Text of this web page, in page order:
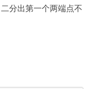
分出第一个两端点不